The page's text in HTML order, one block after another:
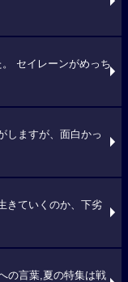
セイレーンがめっち
しますが、面白かっ
きていくのか、下劣
の言葉,夏の特集は戦